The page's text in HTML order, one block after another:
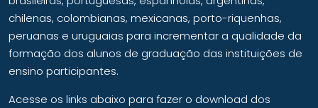
chilenas, colombianas, mexicanas, porto-riquenhas,
peruanas e uruguaias para incrementar a qualidade da
formação dos alunos de graduação das instituições de
ensino participantes.
Acesse os links abaixo para fazer o download dos